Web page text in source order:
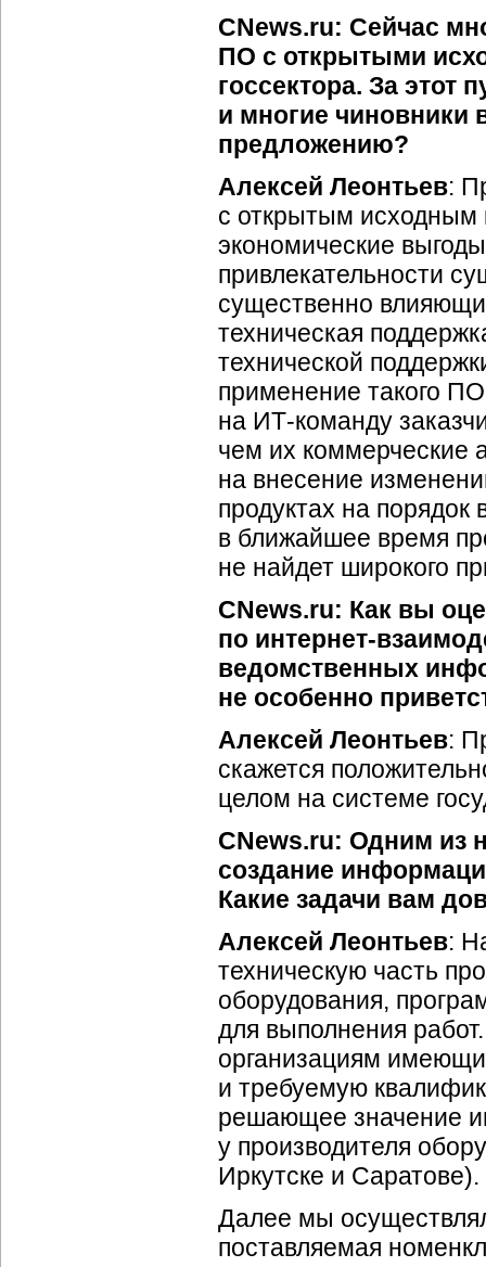
CNews.ru: Сейчас
ПО с открытыми
госсектора. За этот
и многие чиновники
предложению?
Алексей Леонтьев:
с открытым исходным
экономические
привлекательности
существенно
техническая
технической
применение такого
на ИТ-команду
чем их коммерческие
на внесение
продуктах на
в ближайшее время
не найдет широкого
CNews.ru: Как вы
по интернет-
ведомственных
не особенно
Алексей Леонтьев:
скажется
целом на системе
CNews.ru: Одним из
создание
Какие задачи вам
Алексей Леонтьев:
техническую часть
оборудования,
для выполнения
организациям
и требуемую
решающее значение
у производителя
Иркутске и Саратове).
Далее мы
поставляемая